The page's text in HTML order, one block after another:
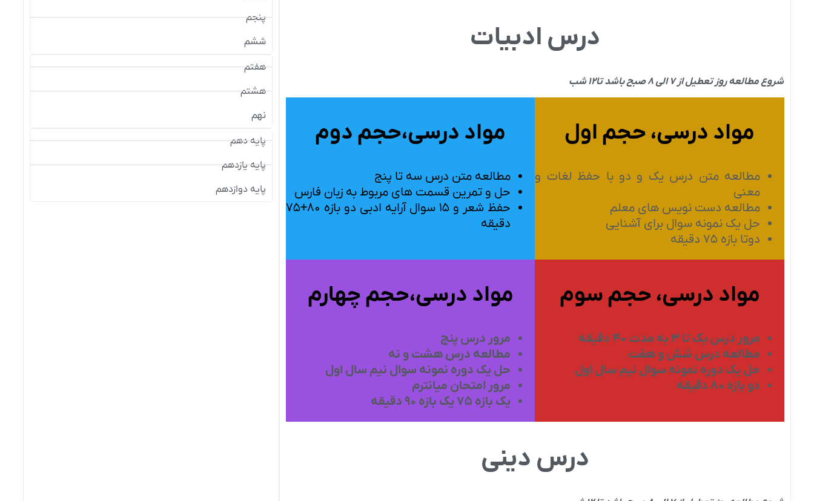
درس ادبیات
شروع مطالعه روز تعطیل از ۷ الی ۸ صبح باشد تا۱۲ شب
مواد درسی، حجم اول
مطالعه متن درس یک و دو با حفظ لغات و
معنی
مطالعه دست نویس های معلم
حل یک نمونه سوال برای آشنایی
دوتا بازه ۷۵ دقیقه
مواد درسی،حجم دوم
مطالعه متن درس سه تا پنج
حل و تمرین قسمت های مربوط به زبان فارس
حفظ شعر و ۱۵ سوال آرایه ادبی دو بازه ۸۰+۷۵
دقیقه
مواد درسی، حجم سوم
مرور درس یک تا ۳ به مدت ۴۰ دقیقه
مطالعه درس شش و هفت
حل یک دوره نمونه سوال نیم سال اول
دو بازه ۸۰ دقیقه
مواد درسی،حجم چهارم
مرور درس پنج
مطالعه درس هشت و نه
حل یک دوره نمونه سوال نیم سال اول
مرور امتحان میانترم
یک بازه ۷۵ یک بازه ۹۰ دقیقه
درس دینی
پنجم
ششم
هفتم
هشتم
نهم
پایه دهم
پایه یازدهم
پایه دوازدهم